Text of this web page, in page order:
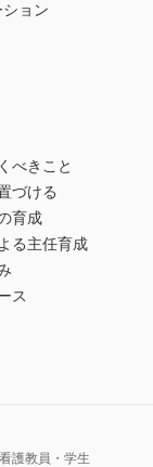
ョン
べきこと
づける
育成
る主任育成
ス
看護教員・学生